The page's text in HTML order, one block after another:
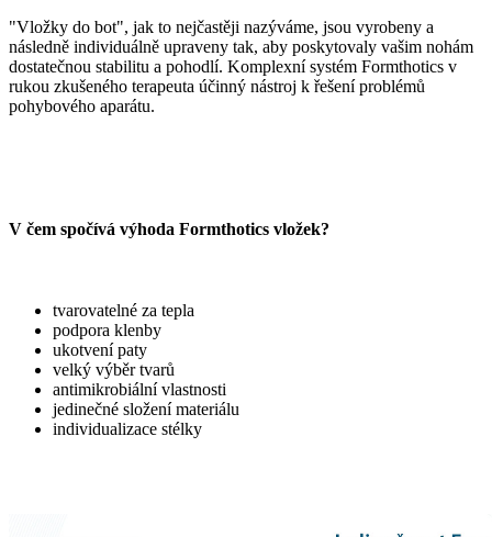
"Vložky do bot", jak to nejčastěji nazýváme, jsou vyrobeny a
následně individuálně upraveny tak, aby poskytovaly vašim nohám
dostatečnou stabilitu a pohodlí. Komplexní systém Formthotics v
rukou zkušeného terapeuta účinný nástroj k řešení problémů
pohybového aparátu.
V čem spočívá výhoda Formthotics vložek?
tvarovatelné za tepla
podpora klenby
ukotvení paty
velký výběr tvarů
antimikrobiální vlastnosti
jedinečné složení materiálu
individualizace stélky